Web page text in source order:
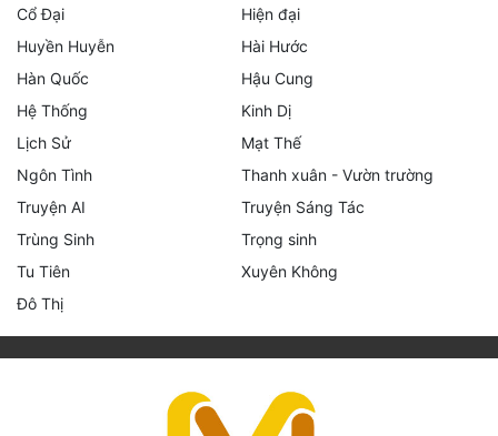
Cổ Đại
Hiện đại
Huyền Huyễn
Hài Hước
Hàn Quốc
Hậu Cung
Hệ Thống
Kinh Dị
Lịch Sử
Mạt Thế
Ngôn Tình
Thanh xuân - Vườn trường
Truyện AI
Truyện Sáng Tác
Trùng Sinh
Trọng sinh
Tu Tiên
Xuyên Không
Đô Thị